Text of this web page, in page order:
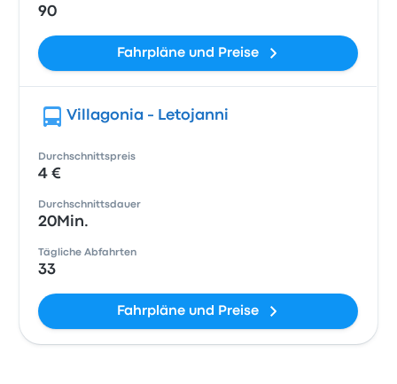
90
Fahrpläne und Preise
Villagonia - Letojanni
Durchschnittspreis
4 €
Durchschnittsdauer
20Min.
Tägliche Abfahrten
33
Fahrpläne und Preise